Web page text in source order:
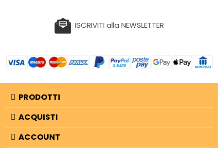
ISCRIVITI alla NEWSLETTER
PRODOTTI
ACQUISTI
ACCOUNT